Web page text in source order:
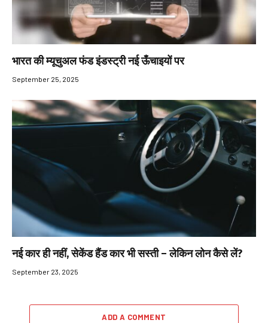
भारत की म्यूचुअल फंड इंडस्ट्री नई ऊँचाइयों पर
September 25, 2025
नई कार ही नहीं, सेकेंड हैंड कार भी सस्ती – लेकिन लोन कैसे लें?
September 23, 2025
ADD A COMMENT